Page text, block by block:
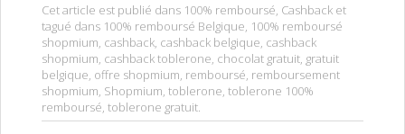
Cet article est publié dans 100% remboursé, Cashback et
tagué dans 100% remboursé Belgique, 100% remboursé
shopmium, cashback, cashback belgique, cashback
shopmium, cashback toblerone, chocolat gratuit, gratuit
belgique, offre shopmium, remboursé, remboursement
shopmium, Shopmium, toblerone, toblerone 100%
remboursé, toblerone gratuit.